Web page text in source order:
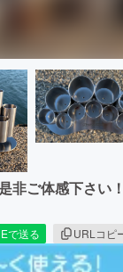
非ご体感下さい
で送る URLコピ